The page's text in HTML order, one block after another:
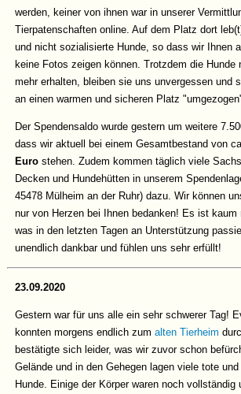
werden, keiner von ihnen war in unserer
Tierpatenschaften online. Auf dem Platz dort
und nicht sozialisierte Hunde, so dass wir Ihnen
keine Fotos zeigen können. Trotzdem die Hunde
mehr erhalten, bleiben sie uns unvergessen und
an einen warmen und sicheren Platz
Der Spendensaldo wurde gestern um weitere
dass wir aktuell bei einem Gesamtbestand von
Euro stehen. Zudem kommen täglich viele
Decken und Hundehütten in unserem
45478 Mülheim an der Ruhr) dazu. Wir können
nur von Herzen bei Ihnen bedanken! Es ist kaum
was in den letzten Tagen an Unterstützung
unendlich dankbar und fühlen uns sehr erfüllt!
23.09.2020
Gestern war für uns alle ein sehr schwerer Tag!
konnten morgens endlich zumalten Tierheim
bestätigte sich leider, was wir zuvor schon
Gelände und in den Gehegen lagen viele tote
Hunde. Einige der Körper waren noch vollständig